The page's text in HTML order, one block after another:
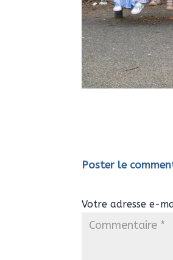
Poster le
Votre adresse e-